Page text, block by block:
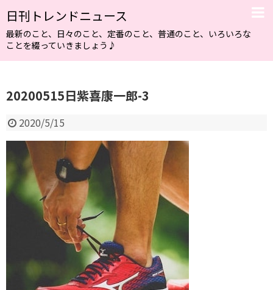
日刊トレンドニュース
最新のこと、日々のこと、定番のこと、普通のこと、いろいろな
ことを綴っていきましょう♪
20200515日紫喜康一郎-3
2020/5/15